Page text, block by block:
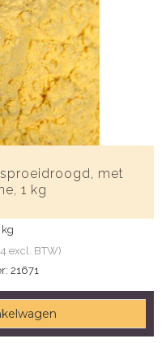
met
1 kg
kg
excl. BTW)
21671